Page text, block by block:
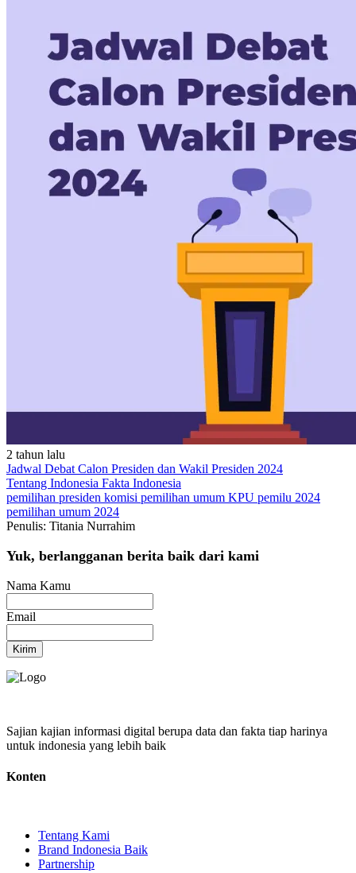
2 tahun lalu
Jadwal Debat Calon Presiden dan Wakil Presiden 2024
Tentang Indonesia Fakta Indonesia
pemilihan presiden komisi pemilihan umum KPU pemilu 2024
pemilihan umum 2024
Penulis: Titania Nurrahim
Yuk, berlangganan berita baik dari kami
Nama Kamu
Email
Kirim
Sajian kajian informasi digital berupa data dan fakta tiap harinya
untuk indonesia yang lebih baik
Konten
Tentang Kami
Brand Indonesia Baik
Partnership